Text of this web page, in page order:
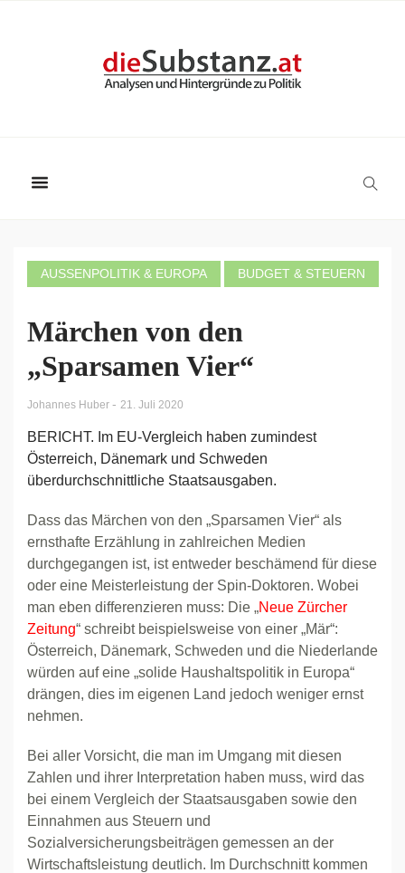
AUSSENPOLITIK & EUROPA BUDGET & STEUERN
Märchen von den
„Sparsamen Vier“
Johannes Huber - 21. Juli 2020
BERICHT. Im EU-Vergleich haben zumindest
Österreich, Dänemark und Schweden
überdurchschnittliche Staatsausgaben.
Dass das Märchen von den „Sparsamen Vier“ als
ernsthafte Erzählung in zahlreichen Medien
durchgegangen ist, ist entweder beschämend für diese
oder eine Meisterleistung der Spin-Doktoren. Wobei
man eben differenzieren muss: Die „Neue Zürcher
Zeitung“ schreibt beispielsweise von einer „Mär“:
Österreich, Dänemark, Schweden und die Niederlande
würden auf eine „solide Haushaltspolitik in Europa“
drängen, dies im eigenen Land jedoch weniger ernst
nehmen.
Bei aller Vorsicht, die man im Umgang mit diesen
Zahlen und ihrer Interpretation haben muss, wird das
bei einem Vergleich der Staatsausgaben sowie den
Einnahmen aus Steuern und
Sozialversicherungsbeiträgen gemessen an der
Wirtschaftsleistung deutlich. Im Durchschnitt kommen